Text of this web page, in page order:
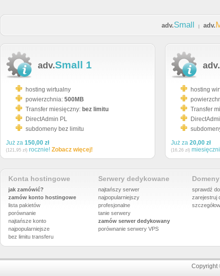
adv.Small adv.
adv.Small 1
hosting wirtualny
powierzchnia: 500MB
Transfer miesięczny: bez limitu
DirectAdmin PL
subdomeny bez limitu
Już za 150,00 zł
(121,95 zł) rocznie! Zobacz więcej!
adv.
hosting
Transfer
Już za 20,00 zł
(16,26 zł)
Konta hostingowe
jak zamówić?
zamów konto hostingowe
lista pakietów
porównanie
najtańsze konto
najpopularniejsze
bez limitu transferu
Serwery dedykowane
najtańszy serwer
najpopularniejszy
profesjonalne
tanie serwery
zamów serwer dedykowany
porównanie serwery VPS
sprawdź
zarejestruj
Copyright